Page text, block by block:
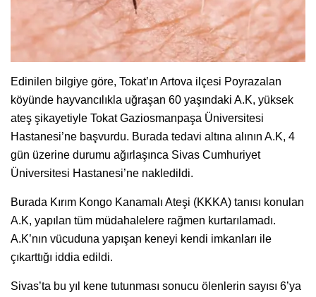
Edinilen bilgiye göre, Tokat’ın Artova ilçesi Poyrazalan
köyünde hayvancılıkla uğraşan 60 yaşındaki A.K, yüksek
ateş şikayetiyle Tokat Gaziosmanpaşa Üniversitesi
Hastanesi’ne başvurdu. Burada tedavi altına alının A.K, 4
gün üzerine durumu ağırlaşınca Sivas Cumhuriyet
Üniversitesi Hastanesi’ne nakledildi.
Burada Kırım Kongo Kanamalı Ateşi (KKKA) tanısı konulan
A.K, yapılan tüm müdahalelere rağmen kurtarılamadı.
A.K’nın vücuduna yapışan keneyi kendi imkanları ile
çıkarttığı iddia edildi.
Sivas’ta bu yıl kene tutunması sonucu ölenlerin sayısı 6’ya